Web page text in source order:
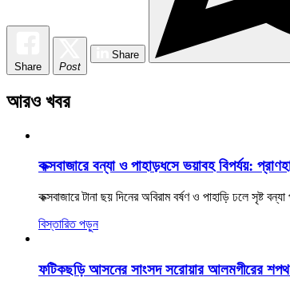
Share Post
Share
আরও খবর
কক্সবাজারে বন্যা ও পাহাড়ধসে ভয়াবহ বিপর্যয়:
কক্সবাজারে টানা ছয় দিনের অবিরাম বর্ষণ ও পাহাড়ি ঢলে
বিস্তারিত পড়ুন
ফটিকছড়ি আসনের সাংসদ সরোয়ার আলমগীরের